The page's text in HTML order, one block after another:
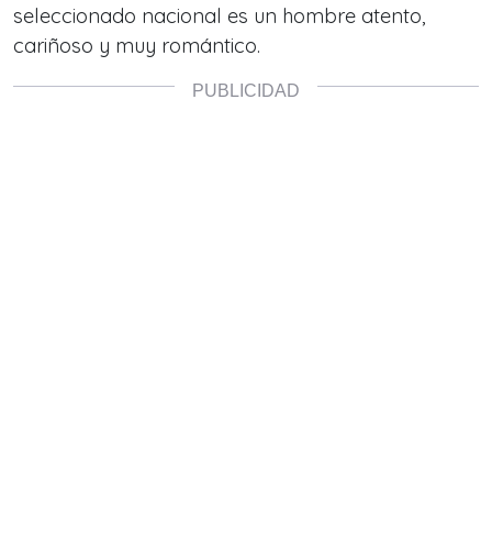
seleccionado nacional es un hombre atento,
cariñoso y muy romántico.